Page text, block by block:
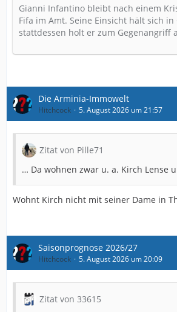
Gianni Infantino bleibt nach einem
Fifa im Amt. Seine Einsicht hält sich in
stattdessen holt er zum Gegenangriff
Die Arminia-Immowelt
Hitchcock 5. August 2026 um 21:57
Zitat von Pille71
… Da wohnen zwar u. a. Kirch Lense
Wohnt Kirch nicht mit seiner Dame in
Saisonprognose 2026/27
Hitchcock 5. August 2026 um 20:09
Zitat von 33615